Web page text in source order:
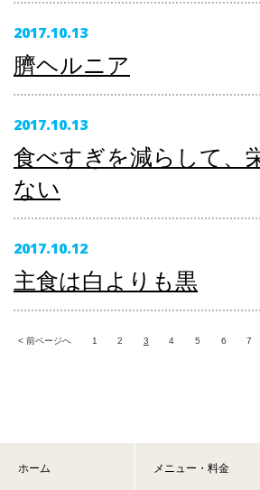
2017.10.13
臍ヘルニア
2017.10.13
食べすぎを減らして、
ない
2017.10.12
主食は白よりも黒
< 前ページへ 1 2 3 4 5 6 7
ホーム メニュー・料金